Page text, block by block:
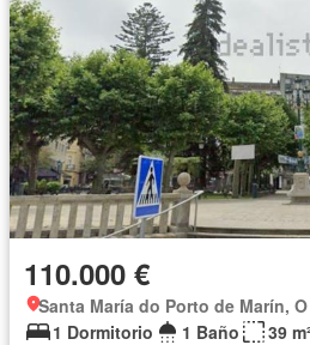
110.000 €
Santa María do Porto de Marín,
1 Dormitorio
1 Baño
39